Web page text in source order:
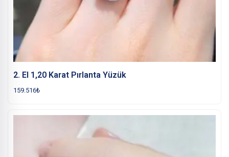
2. El 1,20 Karat Pırlanta Yüzük
159.516₺